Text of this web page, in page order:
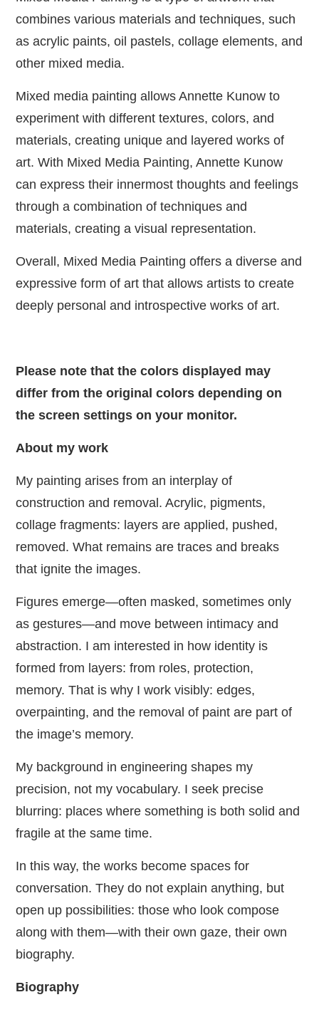
combines various materials and techniques, such
as acrylic paints, oil pastels, collage elements, and
other mixed media.
Mixed media painting allows Annette Kunow to
experiment with different textures, colors, and
materials, creating unique and layered works of
art. With Mixed Media Painting, Annette Kunow
can express their innermost thoughts and feelings
through a combination of techniques and
materials, creating a visual representation.
Overall, Mixed Media Painting offers a diverse and
expressive form of art that allows artists to create
deeply personal and introspective works of art.
Please note that the colors displayed may
differ from the original colors depending on
the screen settings on your monitor.
About my work
My painting arises from an interplay of
construction and removal. Acrylic, pigments,
collage fragments: layers are applied, pushed,
removed. What remains are traces and breaks
that ignite the images.
Figures emerge—often masked, sometimes only
as gestures—and move between intimacy and
abstraction. I am interested in how identity is
formed from layers: from roles, protection,
memory. That is why I work visibly: edges,
overpainting, and the removal of paint are part of
the image’s memory.
My background in engineering shapes my
precision, not my vocabulary. I seek precise
blurring: places where something is both solid and
fragile at the same time.
In this way, the works become spaces for
conversation. They do not explain anything, but
open up possibilities: those who look compose
along with them—with their own gaze, their own
biography.
Biography